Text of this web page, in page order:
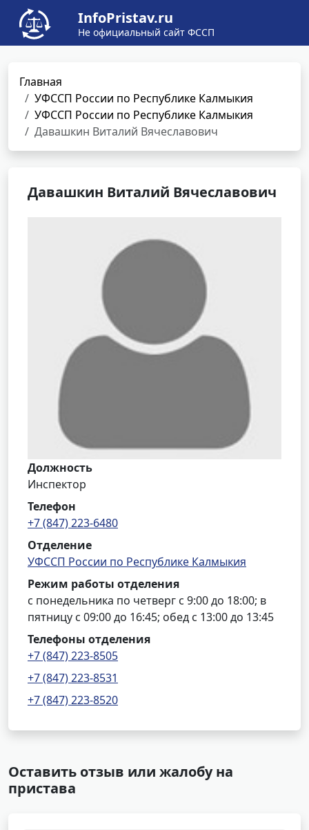
InfoPristav.ru
Не официальный сайт ФССП
Главная
УФССП России по Республике Калмыкия
УФССП России по Республике Калмыкия
Давашкин Виталий Вячеславович
Давашкин Виталий Вячеславович
Должность
Инспектор
Телефон
+7 (847) 223-6480
Отделение
УФССП России по Республике Калмыкия
Режим работы отделения
с понедельника по четверг с 9:00 до 18:00; в
пятницу с 09:00 до 16:45; обед с 13:00 до 13:45
Телефоны отделения
+7 (847) 223-8505
+7 (847) 223-8531
+7 (847) 223-8520
Оставить отзыв или жалобу на
пристава